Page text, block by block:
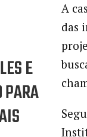
E
PARA
A
das